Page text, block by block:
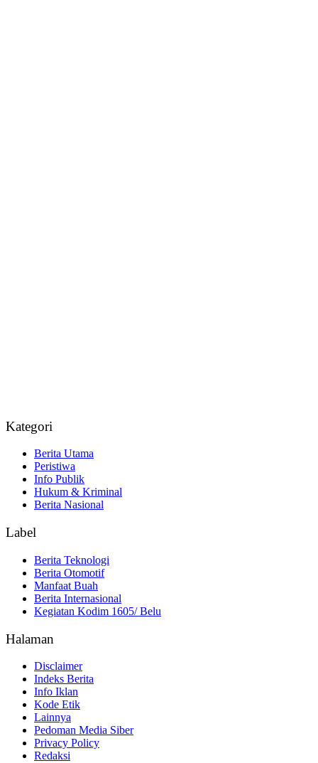
Kategori
Berita Utama
Peristiwa
Info Publik
Hukum & Kriminal
Berita Nasional
Label
Berita Teknologi
Berita Otomotif
Manfaat Buah
Berita Internasional
Kegiatan Kodim 1605/ Belu
Halaman
Disclaimer
Indeks Berita
Info Iklan
Kode Etik
Lainnya
Pedoman Media Siber
Privacy Policy
Redaksi